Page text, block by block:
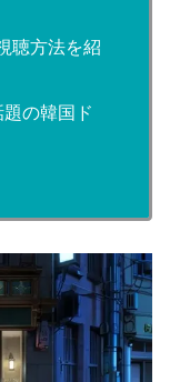
聴方法を紹
の韓国ド